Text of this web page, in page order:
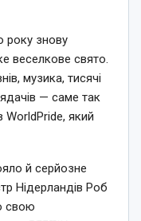
року знову
веселкове свято.
музика, тисячі
— саме так
WorldPride, який
й серйозне
Нідерландів Роб
свою